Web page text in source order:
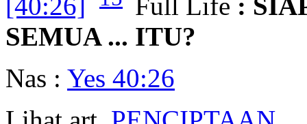
[40:26]
Full Life :
SEMUA ... ITU?
Nas : Yes 40:26